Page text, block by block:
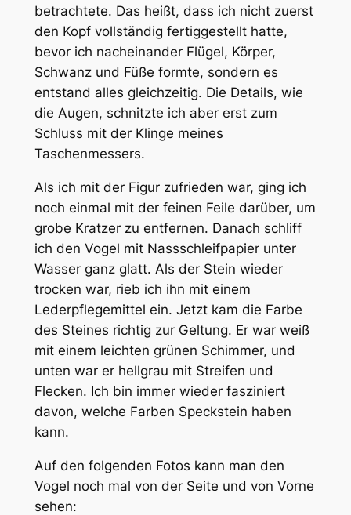
betrachtete. Das heißt, dass ich nicht zuerst
den Kopf vollständig fertiggestellt hatte,
bevor ich nacheinander Flügel, Körper,
Schwanz und Füße formte, sondern es
entstand alles gleichzeitig. Die Details, wie
die Augen, schnitzte ich aber erst zum
Schluss mit der Klinge meines
Taschenmessers.
Als ich mit der Figur zufrieden war, ging ich
noch einmal mit der feinen Feile darüber, um
grobe Kratzer zu entfernen. Danach schliff
ich den Vogel mit Nassschleifpapier unter
Wasser ganz glatt. Als der Stein wieder
trocken war, rieb ich ihn mit einem
Lederpflegemittel ein. Jetzt kam die Farbe
des Steines richtig zur Geltung. Er war weiß
mit einem leichten grünen Schimmer, und
unten war er hellgrau mit Streifen und
Flecken. Ich bin immer wieder fasziniert
davon, welche Farben Speckstein haben
kann.
Auf den folgenden Fotos kann man den
Vogel noch mal von der Seite und von Vorne
sehen: